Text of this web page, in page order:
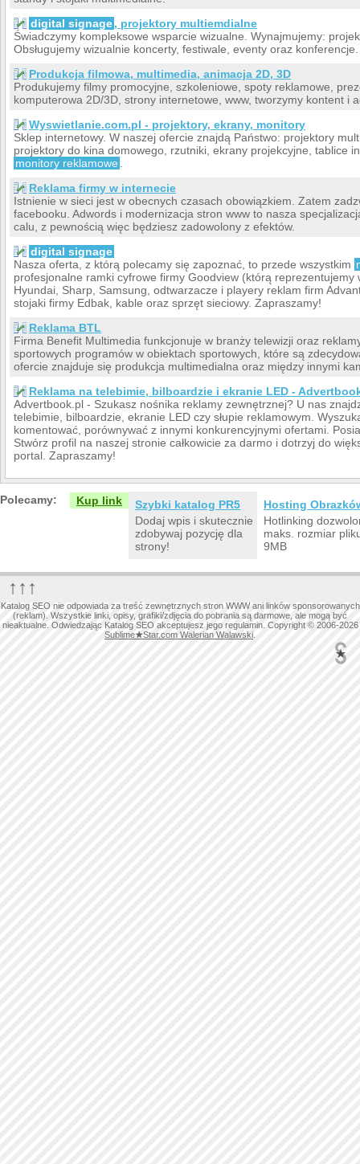
digital signage, projektory multiemdialne
Świadczymy kompleksowe wsparcie wizualne. Wynajmujemy:
Obsługujemy wizualnie koncerty, festiwale, eventy oraz konferencje.
Produkcja filmowa, multimedia, animacja 2D, 3D
Produkujemy filmy promocyjne, szkoleniowe, spoty reklamowe,
komputerowa 2D/3D, strony internetowe, www, tworzymy kontent i
Wyswietlanie.com.pl - projektory, ekrany, monitory
Sklep internetowy. W naszej ofercie znajdą Państwo: projektory
projektory do kina domowego, rzutniki, ekrany projekcyjne, tablice
monitory reklamowe
Reklama firmy w internecie
Istnienie w sieci jest w obecnych czasach obowiązkiem. Zatem
facebooku. Adwords i modernizacja stron www to nasza
calu, z pewnością więc będziesz zadowolony z efektów.
digital signage
Nasza oferta, z którą polecamy się zapoznać, to przede wszystkim
profesjonalne ramki cyfrowe firmy Goodview (którą reprezentujemy
Hyundai, Sharp, Samsung, odtwarzacze i playery reklam firm
stojaki firmy Edbak, kable oraz sprzęt sieciowy. Zapraszamy!
Reklama BTL
Firma Benefit Multimedia funkcjonuje w branży telewizji oraz
sportowych programów w obiektach sportowych, które są
ofercie znajduje się produkcja multimedialna oraz między innymi
Reklama na telebimie, bilboardzie i ekranie LED -
Advertbook.pl - Szukasz nośnika reklamy zewnętrznej? U nas
telebimie, bilboardzie, ekranie LED czy słupie reklamowym.
komentować, porównywać z innymi konkurencyjnymi ofertami.
Stwórz profil na naszej stronie całkowicie za darmo i dotrzyj do
portal. Zapraszamy!
Polecamy: Kup link
Szybki katalog PR5
Dodaj wpis i skutecznie
zdobywaj pozycję dla
strony!
Hosting
Hotlinking
maks. rozmiar
9MB
↑↑↑
Katalog SEO nie odpowiada za treść zewnętrznych stron WWW ani linków sponsorowanych
(reklam). Wszystkie linki, opisy, grafiki/zdjęcia do pobrania są darmowe, ale mogą być
nieaktualne. Odwiedzając Katalog SEO akceptujesz jego regulamin. Copyright © 2006-2026
Sublime★Star.com Walerian Walawski